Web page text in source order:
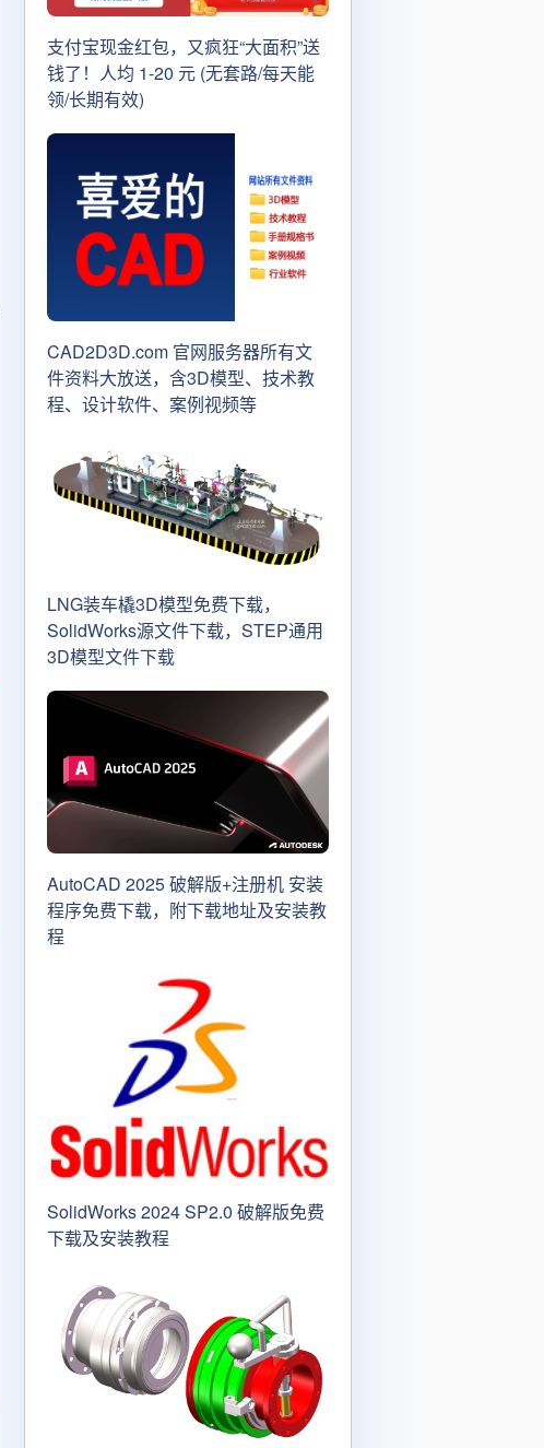
支付宝现金红包，又疯狂“大面积”送
钱了！人均 1-20 元 (无套路/每天能
领/长期有效)
CAD2D3D.com 官网服务器所有文
件资料大放送，含3D模型、技术教
程、设计软件、案例视频等
LNG装车橇3D模型免费下载，
SolidWorks源文件下载，STEP通用
3D模型文件下载
AutoCAD 2025 破解版+注册机 安装
程序免费下载，附下载地址及安装教
程
SolidWorks 2024 SP2.0 破解版免费
下载及安装教程